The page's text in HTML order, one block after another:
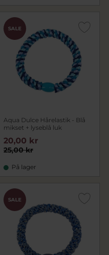
SALE
Aqua Dulce Hårelastik - Blå
mikset + lyseblå luk
25,00 kr
20,00 kr
På lager
SALE